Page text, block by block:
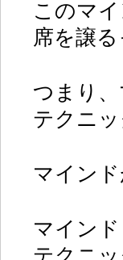
このマ
席を譲
つまり
テクニ
マイン
マイン
テクニ